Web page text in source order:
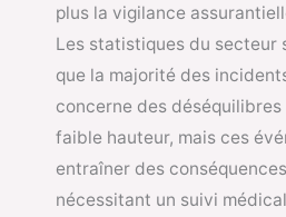
plus la vigilance
Les statistiques du secteur
que la majorité des
concerne des
faible hauteur, mais ces
entraîner des
nécessitant un suivi